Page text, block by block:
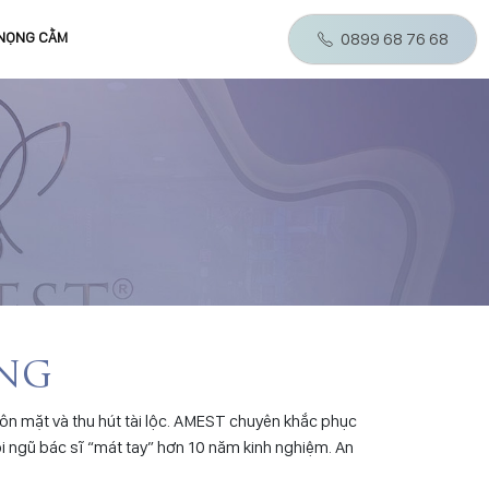
CẰM 0899 68 76 68
mặt và thu hút tài lộc. AMEST chuyên khắc phục
bác sĩ “mát tay” hơn 10 năm kinh nghiệm. An